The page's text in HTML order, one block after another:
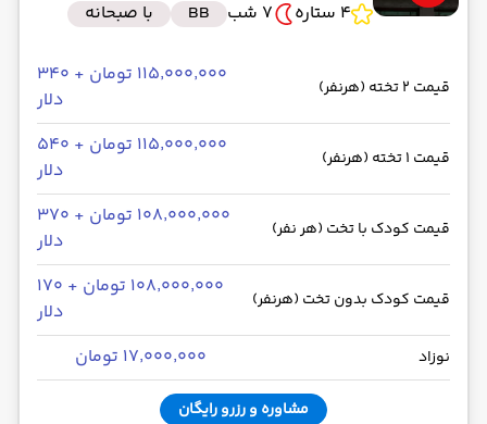
4 ستاره 7 شب BB با صبحانه
قیمت 2 تخته (هرنفر)
۱۱۵٬۰۰۰٬۰۰۰ تومان + ۳۴۰
دلار
قیمت 1 تخته (هرنفر)
۱۱۵٬۰۰۰٬۰۰۰ تومان + ۵۴۰
دلار
قیمت کودک با تخت (هر نفر)
۱۰۸٬۰۰۰٬۰۰۰ تومان + ۳۷۰
دلار
قیمت کودک بدون تخت (هرنفر)
۱۰۸٬۰۰۰٬۰۰۰ تومان + ۱۷۰
دلار
نوزاد ۱۷٬۰۰۰٬۰۰۰ تومان
مشاوره و رزرو رایگان